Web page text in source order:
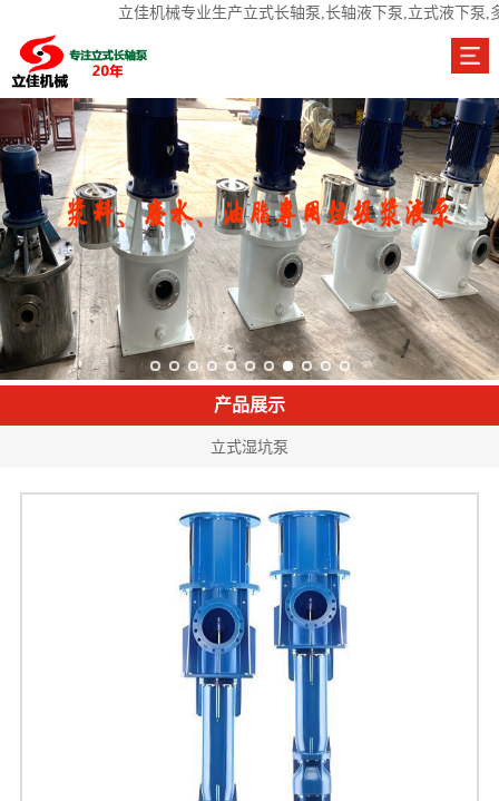
立佳机械专业生产立式长轴泵,长轴液下泵,立式液下
产品展示
立式湿坑泵